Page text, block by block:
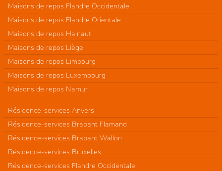
Maisons de repos Flandre Occidentale
Maisons de repos Flandre Orientale
Maisons de repos Hainaut
Maisons de repos Liège
Maisons de repos Limbourg
Maisons de repos Luxembourg
Maisons de repos Namur
Résidence-services Anvers
Résidence-services Brabant Flamand
Résidence-services Brabant Wallon
Résidence-services Bruxelles
Résidence-services Flandre Occidentale